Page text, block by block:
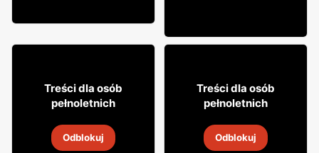
1699
18 sie 2026
Treści dla osób
pełnoletnich
Odblokuj
4999
18 sie 2026
Treści dla osób
pełnoletnich
Odblokuj